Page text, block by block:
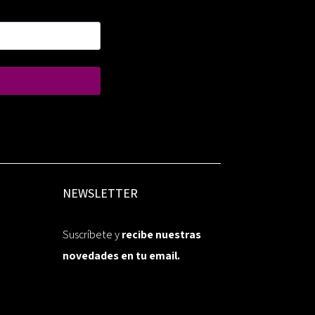
NEWSLETTER
Suscríbete yrecibe nuestras
novedades en tu email.